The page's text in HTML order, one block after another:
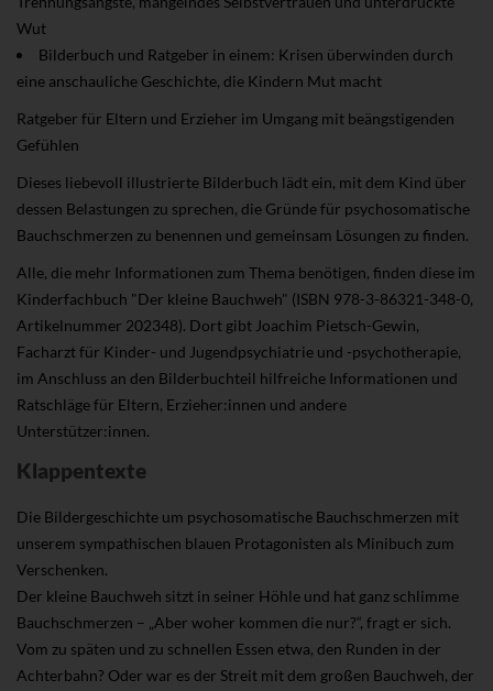
Wut
Bilderbuch und Ratgeber in einem: Krisen überwinden durch
eine anschauliche Geschichte, die Kindern Mut macht
Ratgeber für Eltern und Erzieher im Umgang mit beängstigenden
Gefühlen
Dieses liebevoll illustrierte Bilderbuch lädt ein, mit dem Kind über
dessen Belastungen zu sprechen, die Gründe für psychosomatische
Bauchschmerzen zu benennen und gemeinsam Lösungen zu finden.
Alle, die mehr Informationen zum Thema benötigen, finden diese im
Kinderfachbuch "Der kleine Bauchweh" (ISBN 978-3-86321-348-0,
Artikelnummer 202348). Dort gibt Joachim Pietsch-Gewin,
Facharzt für Kinder- und Jugendpsychiatrie und -psychotherapie,
im Anschluss an den Bilderbuchteil hilfreiche Informationen und
Ratschläge für Eltern, Erzieher:innen und andere
Unterstützer:innen.
Klappentexte
Die Bildergeschichte um psychosomatische Bauchschmerzen mit
unserem sympathischen blauen Protagonisten als Minibuch zum
Verschenken.
Der kleine Bauchweh sitzt in seiner Höhle und hat ganz schlimme
Bauchschmerzen – „Aber woher kommen die nur?“, fragt er sich.
Vom zu späten und zu schnellen Essen etwa, den Runden in der
Achterbahn? Oder war es der Streit mit dem großen Bauchweh, der